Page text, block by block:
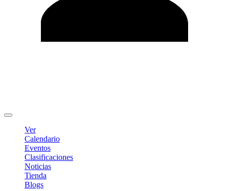
Ver
Calendario
Eventos
Clasificaciones
Noticias
Tienda
Blogs